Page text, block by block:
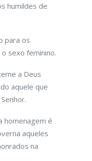
humildes de
para os
sexo feminino.
a Deus
aquele que
homenagem é
aqueles
na